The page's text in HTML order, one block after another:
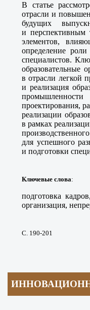
В статье
отрасли и
будущих
и перспективным
элементов,
определение
специалистов.
образовательные
в отрасли легкой
и реализация
проектирования,
реализации
в рамках
для успешного
и подготовки
Ключевые слова:
подготовка
организация,
С. 190-201